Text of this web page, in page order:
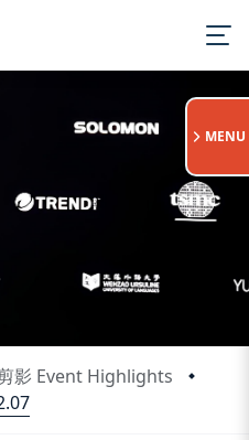
影 Event Highlights
MENU